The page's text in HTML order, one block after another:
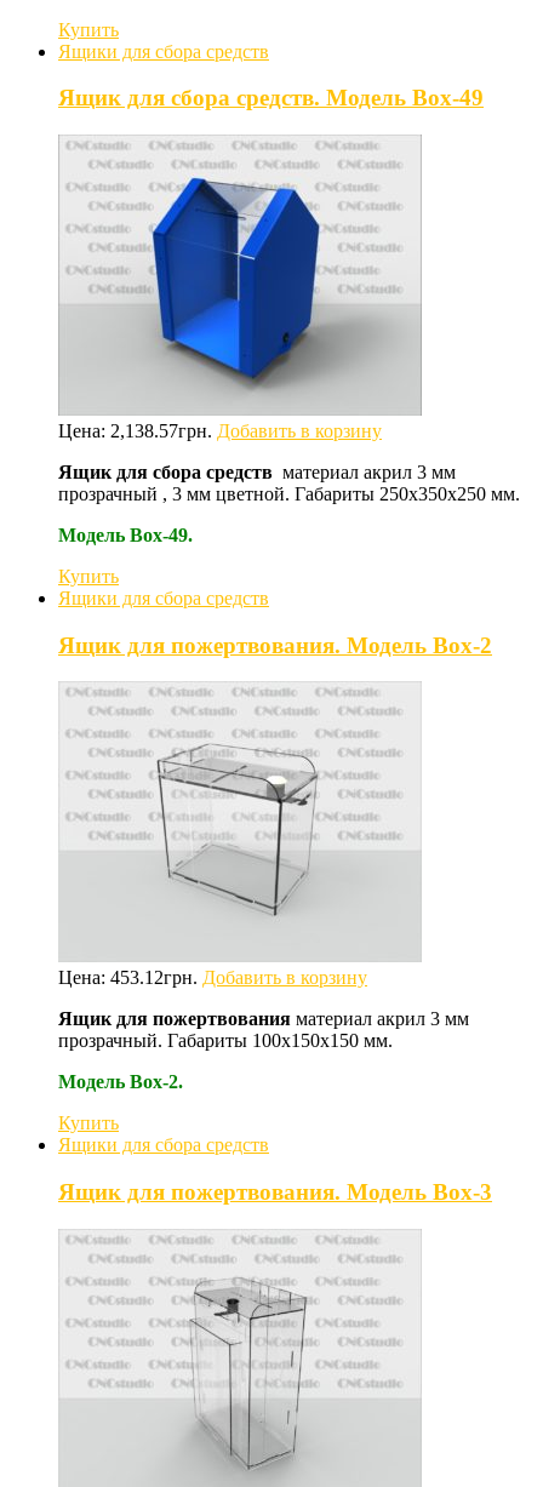
Купить
Ящики для сбора средств
Ящик для сбора средств. Модель Box-49
Цена: 2,138.57грн. Добавить в корзину
Ящик для сбора средств материал акрил 3 мм
прозрачный , 3 мм цветной. Габариты 250х350х250 мм.
Модель Box-49.
Купить
Ящики для сбора средств
Ящик для пожертвования. Модель Box-2
Цена: 453.12грн. Добавить в корзину
Ящик для пожертвования материал акрил 3 мм
прозрачный. Габариты 100х150х150 мм.
Модель Box-2.
Купить
Ящики для сбора средств
Ящик для пожертвования. Модель Box-3